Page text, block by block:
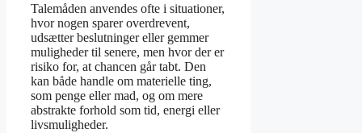
Talemåden anvendes ofte i situationer,
hvor nogen sparer overdrevent,
udsætter beslutninger eller gemmer
muligheder til senere, men hvor der er
risiko for, at chancen går tabt. Den
kan både handle om materielle ting,
som penge eller mad, og om mere
abstrakte forhold som tid, energi eller
livsmuligheder.